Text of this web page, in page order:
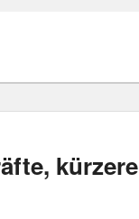
kürzere